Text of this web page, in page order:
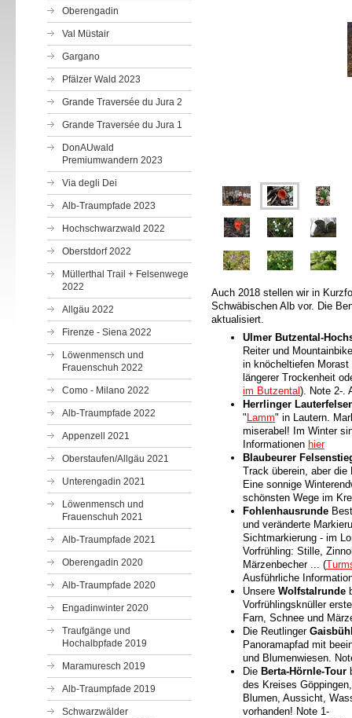
Oberengadin
Val Müstair
Gargano
Pfälzer Wald 2023
Grande Traversée du Jura 2
Grande Traversée du Jura 1
DonAUwald
Premiumwandern 2023
Via degli Dei
Alb-Traumpfade 2023
Hochschwarzwald 2022
Oberstdorf 2022
Müllerthal Trail + Felsenwege
2022
Allgäu 2022
Firenze - Siena 2022
Löwenmensch und
Frauenschuh 2022
Como - Milano 2022
Alb-Traumpfade 2022
Appenzell 2021
Oberstaufen/Allgäu 2021
Unterengadin 2021
Löwenmensch und
Frauenschuh 2021
Alb-Traumpfade 2021
Oberengadin 2020
Alb-Traumpfade 2020
Engadinwinter 2020
Traufgänge und
Hochalbpfade 2019
Maramuresch 2019
Alb-Traumpfade 2019
Schwarzwälder
Auch 2018 stellen wir in
Schwäbischen Alb vor. Die
aktualisiert.
Ulmer Butzental-
Reiter und
in knöcheltiefen
längerer Trockenheit
im Butzental). Note 2-.
Herrlinger
" Lamm" in Lautern.
miserabel! Im Winter
Informationen hier
Blaubeurer
Track überein, aber
Eine sonnige
schönsten Wege im
Fohlenhausrunde
und veränderte
Sichtmarkierung - im
Vorfrühling: Stille,
Märzenbecher ... (
Ausführliche
Unsere Wolfstalrunde
Vorfrühlingsknüller
Farn, Schnee und
Die Reutlinger
Panoramapfad mit
und Blumenwiesen.
Die Berta-Hörnle-Tour
des Kreises
Blumen, Aussicht,
vorhanden! Note 1-